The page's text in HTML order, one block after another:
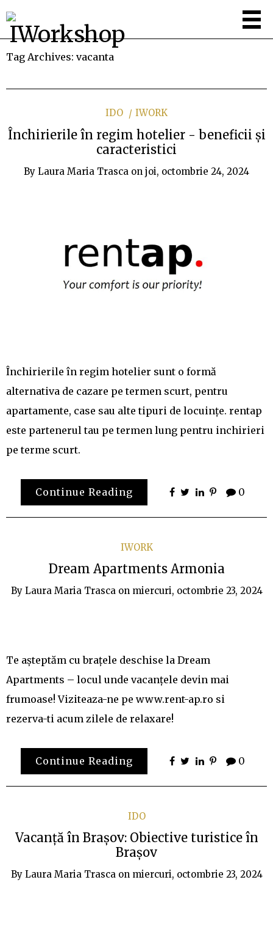
Tag Archives: vacanta
IDO IWORK
Închirierile în regim hotelier - beneficii și
caracteristici
By Laura Maria Trasca on joi, octombrie 24, 2024
Închirierile în regim hotelier sunt o formă
alternativa de cazare pe termen scurt, pentru
apartamente, case sau alte tipuri de locuințe. rentap
este partenerul tau pe termen lung pentru inchirieri
pe terme scurt.
Continue Reading 0
IWORK
Dream Apartments Armonia
By Laura Maria Trasca on miercuri, octombrie 23, 2024
Te așteptăm cu brațele deschise la Dream
Apartments – locul unde vacanțele devin mai
frumoase! Viziteaza-ne pe www.rent-ap.ro si
rezerva-ti acum zilele de relaxare!
Continue Reading 0
IDO
Vacanță în Brașov: Obiective turistice în
Brașov
By Laura Maria Trasca on miercuri, octombrie 23, 2024